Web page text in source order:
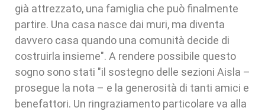
già attrezzato, una famiglia che può finalmente
partire. Una casa nasce dai muri, ma diventa
davvero casa quando una comunità decide di
costruirla insieme". A rendere possibile questo
sogno sono stati "il sostegno delle sezioni Aisla –
prosegue la nota – e la generosità di tanti amici e
benefattori. Un ringraziamento particolare va alla